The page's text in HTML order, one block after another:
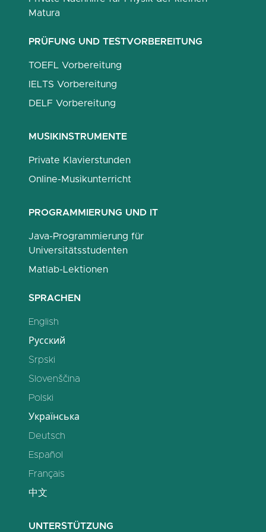
Matura
PRÜFUNG UND TESTVORBEREITUNG
TOEFL Vorbereitung
IELTS Vorbereitung
DELF Vorbereitung
MUSIKINSTRUMENTE
Private Klavierstunden
Online-Musikunterricht
PROGRAMMIERUNG UND IT
Java-Programmierung für
Universitätsstudenten
Matlab-Lektionen
SPRACHEN
English
Русский
Srpski
Slovenščina
Polski
Українська
Deutsch
Español
Français
中文
UNTERSTÜTZUNG